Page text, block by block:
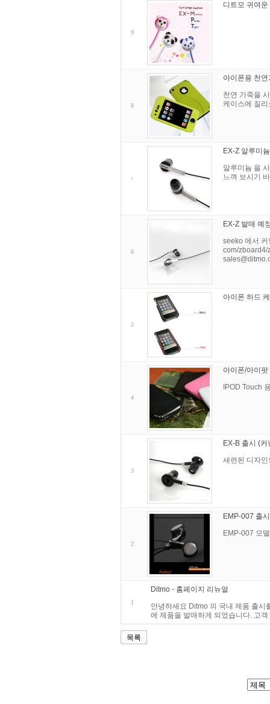
9
디트모 귀여
8
아이폰용 천
천연 가죽을
케이스에 질
EX-Z 알루미
알루미늄 을
느껴 보시기
6
EX-Z 발매 예
seeko 에서 커
com/zboard4/
5
아이폰 하드
4
아이폰/아이
IPOD Touch
3
EX-B 출시 (
새련된 디자
2
EMP-007 출
EMP-007 모
1
Ditmo - 홈페이지 리뉴얼
안녕하세요 Ditmo 의 국내 제품 출시
에 제품을 발매하게 되었습니다. 고
목록